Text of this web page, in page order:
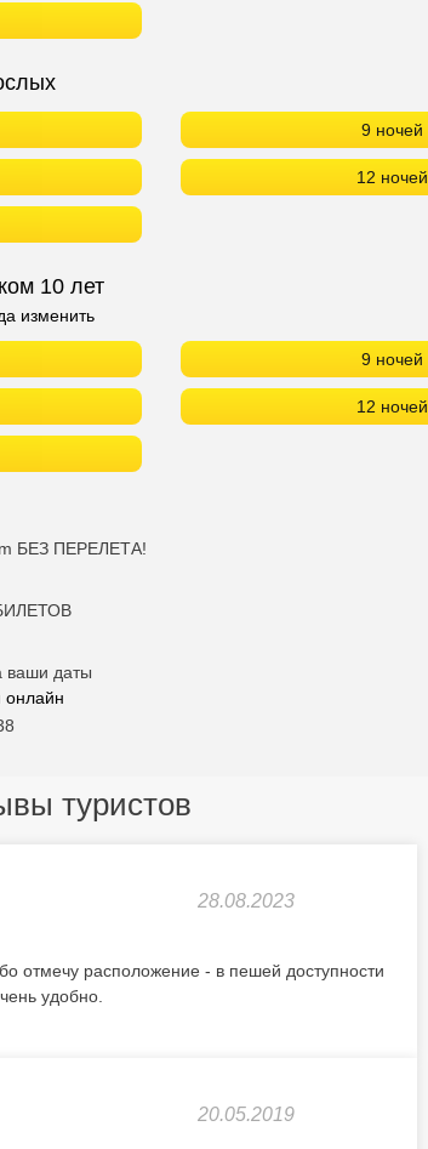
9 ночей
12 ночей
10 лет
изменить
9 ночей
12 ночей
БЕЗ ПЕРЕЛЕТА!
ваши даты
туристов
28.08.2023
отмечу расположение - в пешей доступности
удобно.
20.05.2019